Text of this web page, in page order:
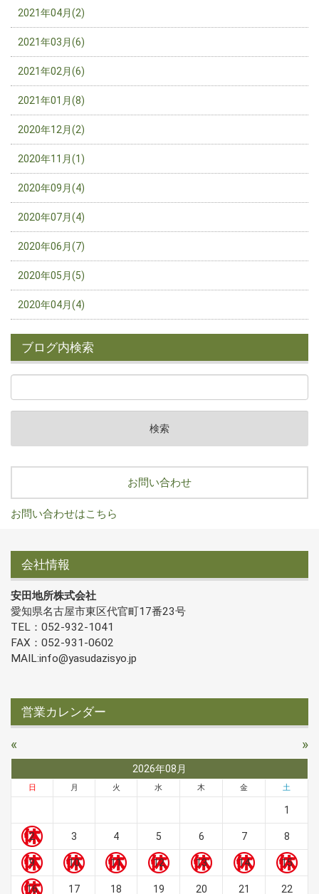
2021年04月(2)
2021年03月(6)
2021年02月(6)
2021年01月(8)
2020年12月(2)
2020年11月(1)
2020年09月(4)
2020年07月(4)
2020年06月(7)
2020年05月(5)
2020年04月(4)
ブログ内検索
お問い合わせ
お問い合わせはこちら
会社情報
安田地所株式会社
愛知県名古屋市東区代官町17番23号
TEL：052-932-1041
FAX：052-931-0602
MAIL:info@yasudazisyo.jp
営業カレンダー
« »
2026年08月
日 月 火 水 木 金 土
1
2 3 4 5 6 7 8
9 10 11 12 13 14 15
16 17 18 19 20 21 22